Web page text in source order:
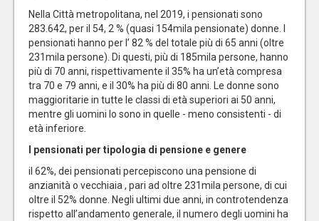
Nella Città metropolitana, nel 2019, i pensionati sono
283.642, per il 54, 2 % (quasi 154mila pensionate) donne. I
pensionati hanno per l’ 82 % del totale più di 65 anni (oltre
231mila persone). Di questi, più di 185mila persone, hanno
più di 70 anni, rispettivamente il 35% ha un’età compresa
tra 70 e 79 anni, e il 30% ha più di 80 anni. Le donne sono
maggioritarie in tutte le classi di età superiori ai 50 anni,
mentre gli uomini lo sono in quelle - meno consistenti - di
età inferiore.
I pensionati per tipologia di pensione e genere
il 62%, dei pensionati percepiscono una pensione di
anzianità o vecchiaia , pari ad oltre 231mila persone, di cui
oltre il 52% donne. Negli ultimi due anni, in controtendenza
rispetto all’andamento generale, il numero degli uomini ha